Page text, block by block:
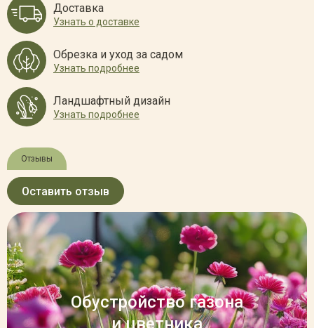
Доставка
Узнать о доставке
Обрезка и уход за садом
Узнать подробнее
Ландшафтный дизайн
Узнать подробнее
Отзывы
Оставить отзыв
Обустройство газона